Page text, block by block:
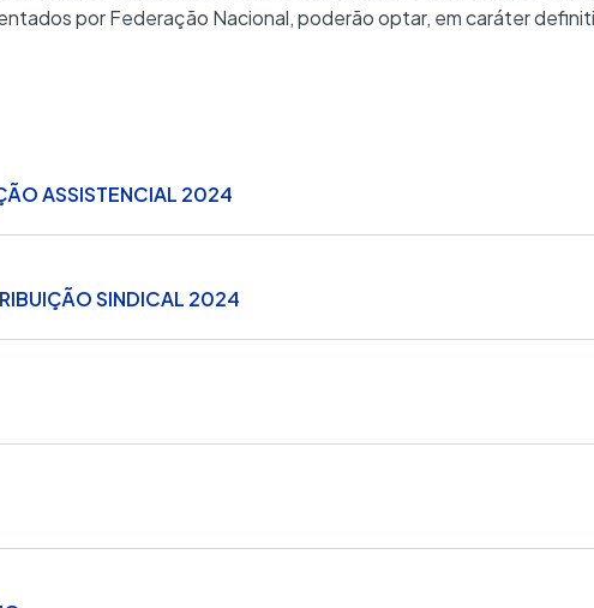
por Federação Nacional, poderão optar, em caráter
ASSISTENCIAL 2024
SINDICAL 2024